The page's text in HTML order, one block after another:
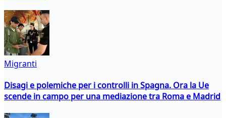
Migranti
Disagi e polemiche per i controlli in Spagna. Ora la Ue
scende in campo per una mediazione tra Roma e Madrid